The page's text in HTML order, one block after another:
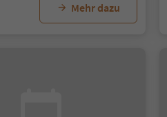
Mehr dazu